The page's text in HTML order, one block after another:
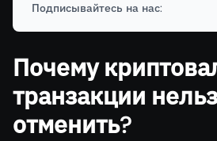
Подписывайтесь на нас:
Почему
транзакции
отменить?